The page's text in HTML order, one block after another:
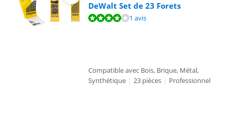
DeWalt Set de 23 Forets
La note est de 8,0 sur 10, basée sur 1 avis.1 avis
Compatible avec Bois, Brique, Métal,
Synthétique | 23 pièces | Professionnel